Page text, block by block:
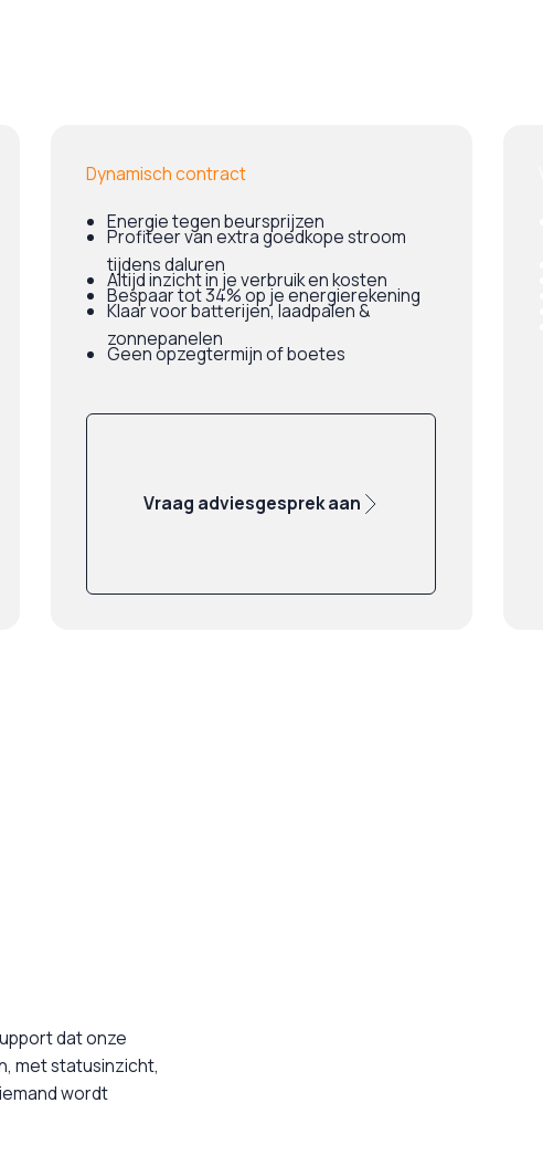
Dynamisch contract
Energie tegen beursprijzen
Profiteer van extra goedkope stroom
tijdens daluren
Altijd inzicht in je verbruik en kosten
Bespaar tot 34% op je energierekening
Klaar voor batterijen, laadpalen &
zonnepanelen
Geen opzegtermijn of boetes
Vraag adviesgesprek aan
dat onze
met statusinzicht,
wordt